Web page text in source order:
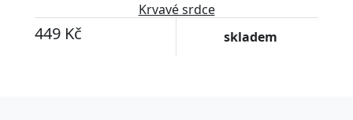
Krvavé srdce
449 Kč skladem